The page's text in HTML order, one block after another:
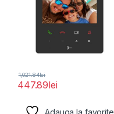
447.89lei
1,021.84lei
Adauga la favorite